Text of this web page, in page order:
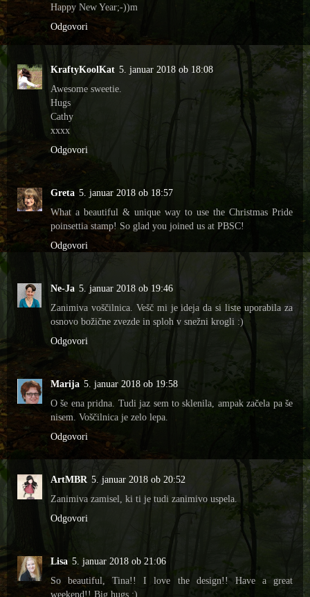
Happy New Year;-))m
Odgovori
KraftyKoolKat 5. januar 2018 ob 18:08
Awesome sweetie.
Hugs
Cathy
xxxx
Odgovori
Greta 5. januar 2018 ob 18:57
What a beautiful & unique way to use the Christmas Pride
poinsettia stamp! So glad you joined us at PBSC!
Odgovori
Ne-Ja 5. januar 2018 ob 19:46
Zanimiva voščilnica. Vešč mi je ideja da si liste uporabila za
osnovo božične zvezde in sploh v snežni krogli :)
Odgovori
Marija 5. januar 2018 ob 19:58
O še ena pridna. Tudi jaz sem to sklenila, ampak začela pa še
nisem. Voščilnica je zelo lepa.
Odgovori
ArtMBR 5. januar 2018 ob 20:52
Zanimiva zamisel, ki ti je tudi zanimivo uspela.
Odgovori
Lisa 5. januar 2018 ob 21:06
So beautiful, Tina!! I love the design!! Have a great
weekend!! Big hugs :)